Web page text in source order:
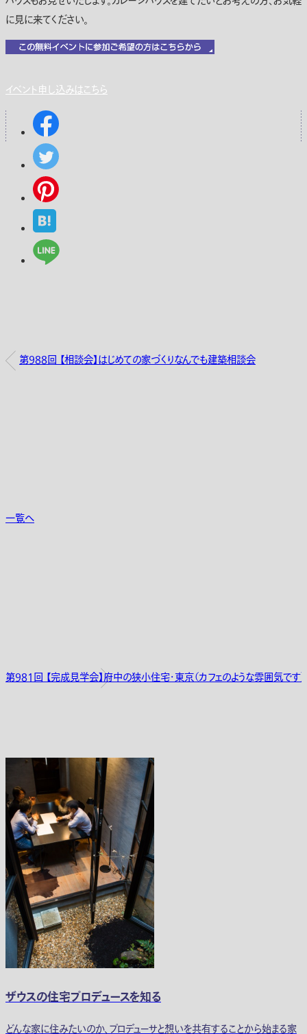
に見に来てください。
イベント申し込みはこちら
第988回 【相談会】はじめての家づくりなんでも建築相談会
一覧へ
第981回 【完成見学会】府中の狭小住宅・東京（カフェのような雰囲気です）
ザウスの住宅プロデュースを知る
どんな家に住みたいのか、プロデューサと想いを共有することから始まる家